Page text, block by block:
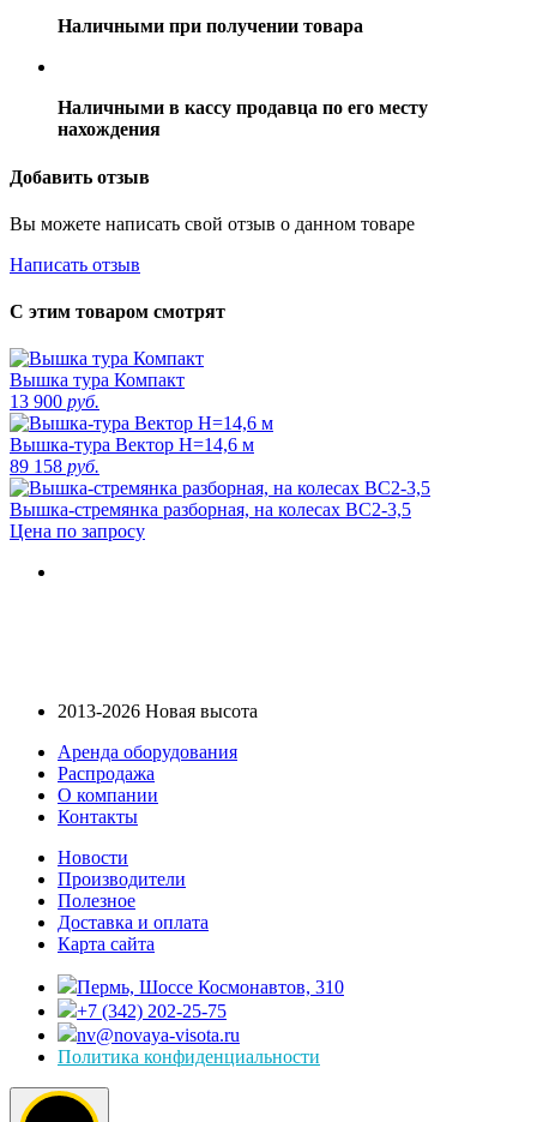
Наличными при получении товара
Наличными в кассу продавца по его месту
нахождения
Добавить отзыв
Вы можете написать свой отзыв о данном товаре
Написать отзыв
С этим товаром смотрят
Вышка тура Компакт
13 900 руб.
Вышка-тура Вектор H=14,6 м
89 158 руб.
Вышка-стремянка разборная, на колесах ВС2-3,5
Цена по запросу
2013-2026 Новая высота
Аренда оборудования
Распродажа
О компании
Контакты
Новости
Производители
Полезное
Доставка и оплата
Карта сайта
Пермь, Шоссе Космонавтов, 310
+7 (342) 202-25-75
nv@novaya-visota.ru
Политика конфиденциальности